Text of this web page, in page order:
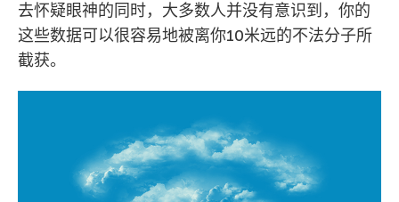
去怀疑眼神的同时，大多数人并没有意识到，你的
这些数据可以很容易地被离你10米远的不法分子所
截获。